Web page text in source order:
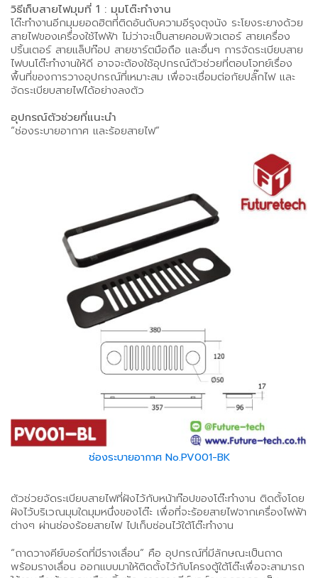
วิธีเก็บสายไฟมุมที่ 1 : มุมโต๊ะทำงาน
โต๊ะทำงานอีกมุมยอดฮิตที่ติดอันดับความอีรุงตุงนัง ระโยงระยางด้วย
สายไฟของเครื่องใช้ไฟฟ้า ไม่ว่าจะเป็นสายคอมพิวเตอร์ สายเครื่อง
ปริ้นเตอร์ สายแล็ปท๊อป สายชาร์ตมือถือ และอื่นๆ การจัดระเบียบสาย
ไฟบนโต๊ะทำงานให้ดี อาจจะต้องใช้อุปกรณ์ตัวช่วยที่ตอบโจทย์เรื่อง
พื้นที่ของการวางอุปกรณ์ที่เหมาะสม เพื่อจะเชื่อมต่อกัยปลั๊กไฟ และ
จัดระเบียบสายไฟได้อย่างลงตัว
อุปกรณ์ตัวช่วยที่แนะนำ
“ช่องระบายอากาศ และร้อยสายไฟ”
ช่องระบายอากาศ No.PV001-BK
ตัวช่วยจัดระเบียบสายไฟที่ฝังไว้กับหน้าท๊อปของโต๊ะทำงาน ติดตั้งโดย
ฝังไว้บริเวณมุมใดมุมหนึ่งของโต๊ะ เพื่อที่จะร้อยสายไฟจากเครื่องไฟฟ้า
ต่างๆ ผ่านช่องร้อยสายไฟ ไปเก็บซ่อนไว้ใต้โต๊ะทำงาน
“ถาดวางคีย์บอร์ดที่มีรางเลื่อน” คือ อุปกรณ์ที่มีลักษณะเป็นถาด
พร้อมรางเลื่อน ออกแบบมาให้ติดตั้งไว้กับโครงตู้ใต้โต๊ะเพื่อจะสามารถ